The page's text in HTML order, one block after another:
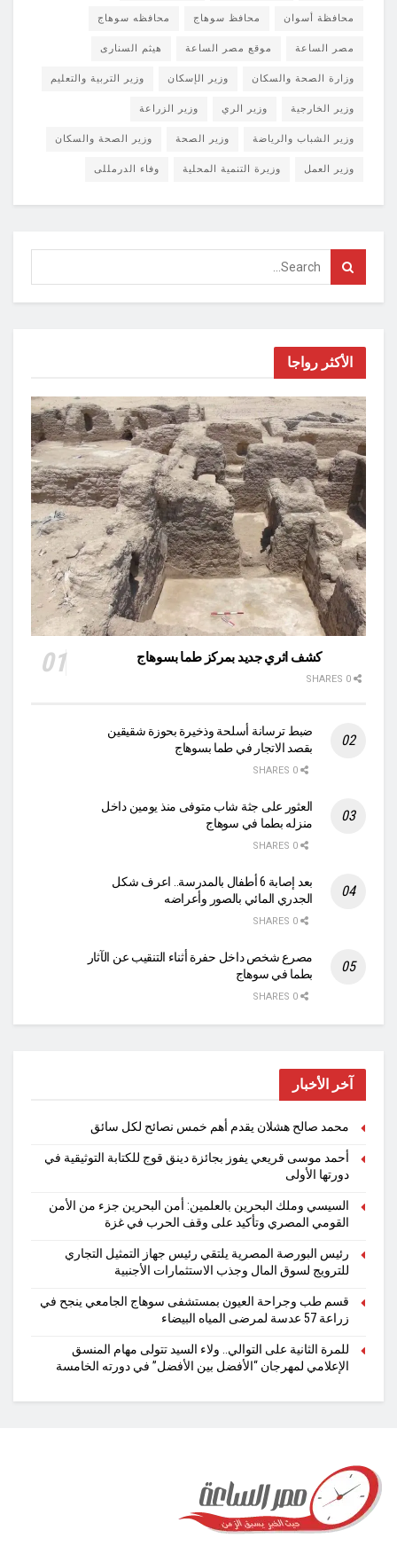
محافظة أسوان محافظ سوهاج محافظه سوهاج
مصر الساعة موقع مصر الساعة هيثم السنارى
وزارة الصحة والسكان وزير الإسكان وزير التربية والتعليم
وزير الخارجية وزير الري وزير الزراعة
وزير الشباب والرياضة وزير الصحة وزير الصحة والسكان
وزير العمل وزيرة التنمية المحلية وفاء الدرمللى
الأكثر رواجا
كشف اثري جديد بمركز طما بسوهاج
ضبط ترسانة أسلحة وذخيرة بحوزة شقيقين
بقصد الاتجار في طما بسوهاج
العثور على جثة شاب متوفى منذ يومين داخل
منزله بطما في سوهاج
بعد إصابة 6 أطفال بالمدرسة.. اعرف شكل
الجدري المائي بالصور وأعراضه
مصرع شخص داخل حفرة أثناء التنقيب عن الآثار
بطما في سوهاج
آخر الأخبار
محمد صالح هشلان يقدم أهم خمس نصائح لكل سائق
أحمد موسى قريعي يفوز بجائزة دينق قوج للكتابة التوثيقية في
دورتها الأولى
السيسي وملك البحرين بالعلمين: أمن البحرين جزء من الأمن
القومي المصري وتأكيد على وقف الحرب في غزة
رئيس البورصة المصرية يلتقي رئيس جهاز التمثيل التجاري
للترويج لسوق المال وجذب الاستثمارات الأجنبية
قسم طب وجراحة العيون بمستشفى سوهاج الجامعي ينجح في
زراعة 57 عدسة لمرضى المياه البيضاء
للمرة الثانية على التوالي.. ولاء السيد تتولى مهام المنسق
الإعلامي لمهرجان “الأفضل بين الأفضل” في دورته الخامسة